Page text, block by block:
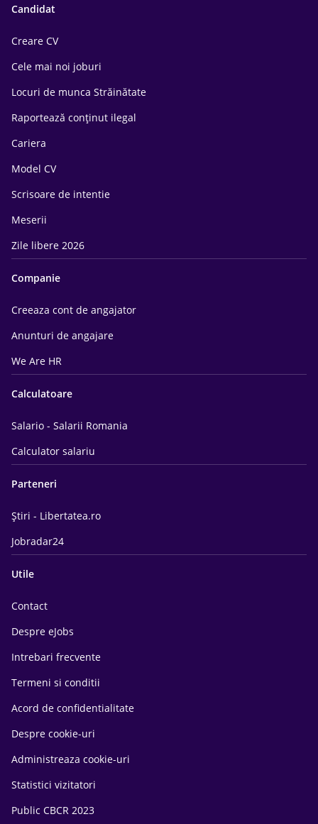
Candidat
Creare CV
Cele mai noi joburi
Locuri de munca Străinătate
Raportează conținut ilegal
Cariera
Model CV
Scrisoare de intentie
Meserii
Zile libere 2026
Companie
Creeaza cont de angajator
Anunturi de angajare
We Are HR
Calculatoare
Salario - Salarii Romania
Calculator salariu
Parteneri
Știri - Libertatea.ro
Jobradar24
Utile
Contact
Despre eJobs
Intrebari frecvente
Termeni si conditii
Acord de confidentialitate
Despre cookie-uri
Administreaza cookie-uri
Statistici vizitatori
Public CBCR 2023